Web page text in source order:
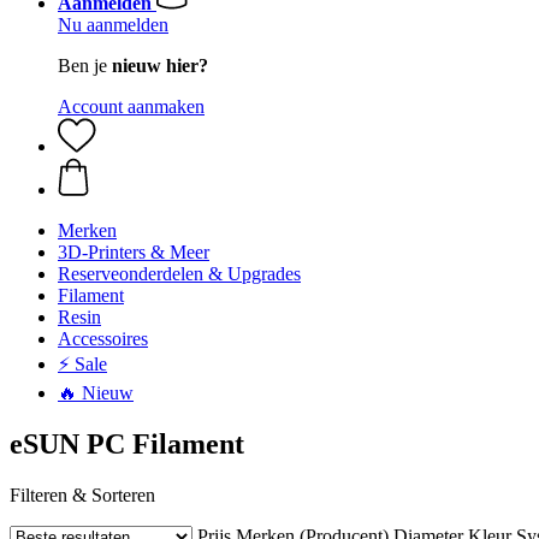
Nu aanmelden
Ben je nieuw hier?
Account aanmaken
Merken
3D-Printers & Meer
Reserveonderdelen & Upgrades
Filament
Resin
Accessoires
⚡ Sale
🔥 Nieuw
eSUN PC Filament
Filteren & Sorteren